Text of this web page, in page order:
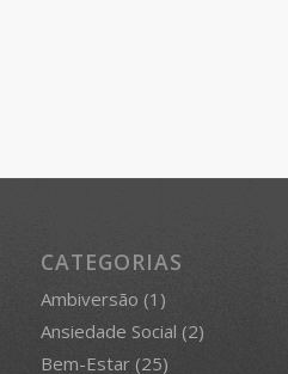
CATEGORIAS
Ambiversão (1)
Ansiedade Social (2)
Bem-Estar(25)